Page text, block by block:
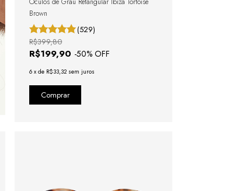
Brown
(529)
R$199,90 -50% OFF
R$399,80
6 xde R$33,32 sem juros